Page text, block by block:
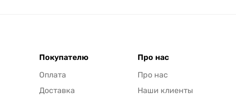
Покупателю
Оплата
Доставка
Про нас
Про нас
Наши клиенты